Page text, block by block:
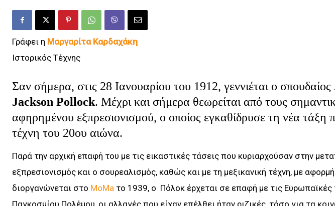
Γράφει η Μαργαρίτα Καρδαχάκη
Ιστορικός Τέχνης
Σαν σήμερα, στις 28 Ιανουαρίου του 1912, γεννιέται ο
Jackson Pollock. Μέχρι και σήμερα θεωρείται από τους
αφηρημένου εξπρεσιονισμού, ο οποίος εγκαθίδρυσε τη νέα
τέχνη του 20ου αιώνα.
Παρά την αρχική επαφή του με τις εικαστικές τάσεις που κυριαρχούσαν στην
εξπρεσιονισμός και ο σουρεαλισμός, καθώς και με τη μεξικανική τέχνη, με
διοργανώνεται στo MoMa το 1939, ο Πόλοκ έρχεται σε επαφή με τις Ευρωπαϊκές